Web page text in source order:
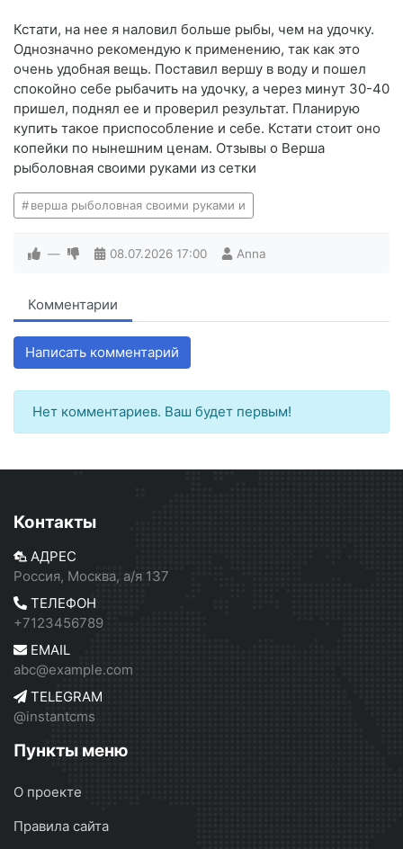
Кстати, на нее я наловил больше рыбы, чем на удочку.
Однозначно рекомендую к применению, так как это
очень удобная вещь. Поставил вершу в воду и пошел
спокойно себе рыбачить на удочку, а через минут 30-40
пришел, поднял ее и проверил результат. Планирую
купить такое приспособление и себе. Кстати стоит оно
копейки по нынешним ценам. Отзывы о Верша
рыболовная своими руками из сетки
верша рыболовная своими руками и
— 08.07.2026 17:00 Anna
Комментарии
Написать комментарий
Нет комментариев. Ваш будет первым!
Контакты
АДРЕС
Россия, Москва, а/я 137
ТЕЛЕФОН
+7123456789
EMAIL
abc@example.com
TELEGRAM
@instantcms
Пункты меню
О проекте
Правила сайта